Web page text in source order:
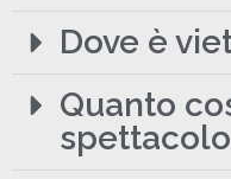
Dove è
Quanto